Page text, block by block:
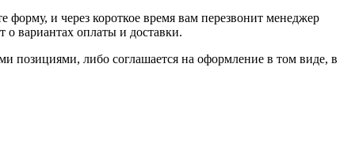
и через короткое время вам перезвонит менеджер
о вариантах оплаты и доставки.
позициями, либо соглашается на оформление в том виде, в